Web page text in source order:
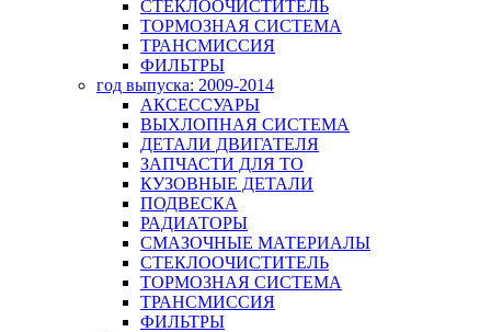
СТЕКЛООЧИСТИТЕЛЬ
ТОРМОЗНАЯ СИСТЕМА
ТРАНСМИССИЯ
ФИЛЬТРЫ
год выпуска: 2009-2014
АКСЕССУАРЫ
ВЫХЛОПНАЯ СИСТЕМА
ДЕТАЛИ ДВИГАТЕЛЯ
ЗАПЧАСТИ ДЛЯ ТО
КУЗОВНЫЕ ДЕТАЛИ
ПОДВЕСКА
РАДИАТОРЫ
СМАЗОЧНЫЕ МАТЕРИАЛЫ
СТЕКЛООЧИСТИТЕЛЬ
ТОРМОЗНАЯ СИСТЕМА
ТРАНСМИССИЯ
ФИЛЬТРЫ